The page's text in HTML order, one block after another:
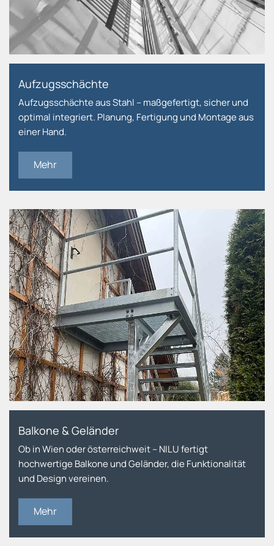
Aufzugsschächte
Aufzugsschächte aus Stahl – maßgefertigt, sicher und
optimal integriert. Planung, Fertigung und Montage aus
einer Hand.
Mehr
Balkone & Geländer
Ob in Wien oder österreichweit – NILU fertigt
hochwertige Balkone und Geländer, die Funktionalität
und Design vereinen.
Mehr